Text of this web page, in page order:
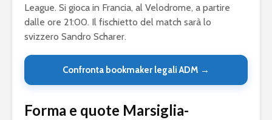
League. Si gioca in Francia, al Velodrome, a partire
dalle ore 21:00. Il fischietto del match sarà lo
svizzero Sandro Scharer.
Confronta bookmaker legali ADM →
Forma e quote Marsiglia-